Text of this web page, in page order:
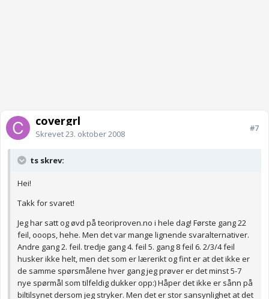
covergrl
Skrevet23. oktober 2008
#7
ts skrev:
Hei!
Takk for svaret!
Jeg har satt og øvd på teoriproven.no i hele dag! Første gang 22
feil, ooops, hehe. Men det var mange lignende svaralternativer.
Andre gang 2. feil. tredje gang 4. feil 5. gang 8 feil 6. 2/3/4 feil
husker ikke helt, men det som er lærerikt og fint er at det ikke er
de samme spørsmålene hver gang jeg prøver er det minst 5-7
nye spørmål som tilfeldig dukker opp:) Håper det ikke er sånn på
biltilsynet dersom jeg stryker. Men det er stor sansynlighet at det